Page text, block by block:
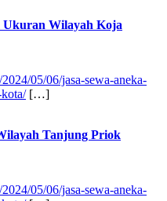
Ukuran Wilayah Koja
05/06/jasa-sewa-aneka-
[…]
Tanjung Priok
05/06/jasa-sewa-aneka-